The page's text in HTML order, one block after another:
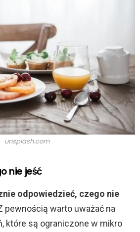
unsplash.com
nie jeść
odpowiedzieć, czego nie
pewnością warto uważać na
które są ograniczone w mikro